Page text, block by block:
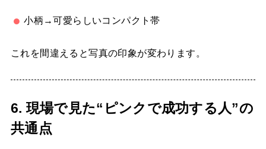
小柄→可愛らしいコンパクト帯
これを間違えると写真の印象が変わります。
6. 現場で見た“ピンクで成功する人”の
共通点